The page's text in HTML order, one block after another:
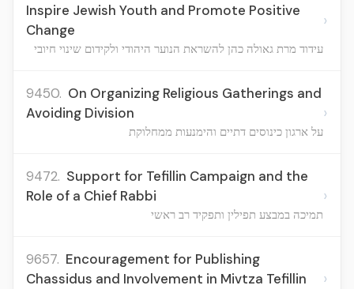
Inspire Jewish Youth and Promote Positive
Change
עידוד מרת גאולה כהן להשראת הנוער היהודי ולקידום שינוי חיובי
›
9450. On Organizing Religious Gatherings and
Avoiding Division
על ארגון כינוסים דתיים והימנעות ממחלוקת
›
9472. Support for Tefillin Campaign and the
Role of a Chief Rabbi
תמיכה במבצע תפילין ותפקיד רב ראשי
›
9657. Encouragement for Publishing
Chassidus and Involvement in Mivtza Tefillin
›